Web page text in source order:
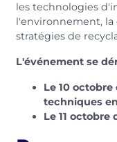
les technologies
l'environnement,
stratégies de
L'événement se
Le 10
techniques
Le 11 octobre